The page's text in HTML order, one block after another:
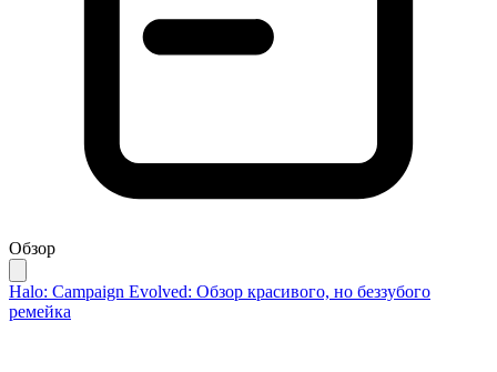
Обзор
Halo: Campaign Evolved: Обзор красивого, но беззубого
ремейка